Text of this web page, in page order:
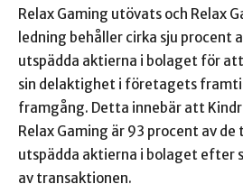
Relax Gaming utövats och Relax
ledning behåller cirka sju procent
utspädda aktierna i bolaget för
sin delaktighet i företagets
framgång. Detta innebär att
Relax Gaming är 93 procent av de
utspädda aktierna i bolaget efter
av transaktionen.